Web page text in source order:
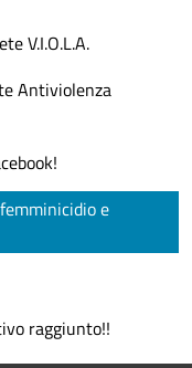
V.I.O.L.A.
Antiviolenza
e
raggiunto!!